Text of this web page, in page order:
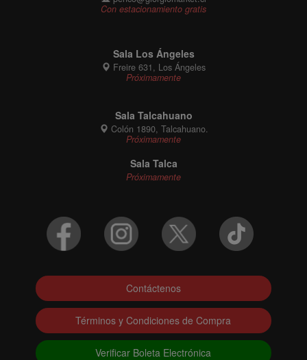
Con estacionamiento gratis
Sala Los Ángeles
Freire 631, Los Ángeles
Próximamente
Sala Talcahuano
Colón 1890, Talcahuano.
Próximamente
Sala Talca
Próximamente
Contáctenos
Términos y Condiciones de Compra
Verificar Boleta Electrónica